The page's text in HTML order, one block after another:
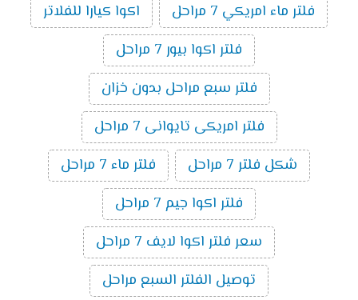
فلتر ماء امريكي 7 مراحل
اكوا كيارا للفلاتر
فلتر اكوا بيور 7 مراحل
فلتر سبع مراحل بدون خزان
فلتر امريكى تايوانى 7 مراحل
شكل فلتر 7 مراحل
فلتر ماء 7 مراحل
فلتر اكوا جيم 7 مراحل
سعر فلتر اكوا لايف 7 مراحل
توصيل الفلتر السبع مراحل